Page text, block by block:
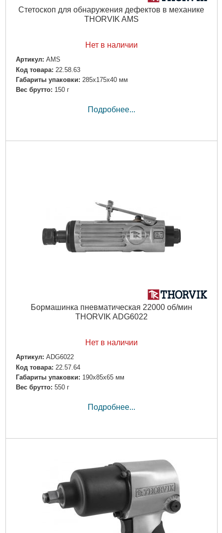
Стетоскоп для обнаружения дефектов в механике
THORVIK AMS
Нет в наличии
Артикул: AMS
Код товара: 22.58.63
Габариты упаковки: 285x175x40 мм
Вес брутто: 150 г
Подробнее...
Бормашинка пневматическая 22000 об/мин
THORVIK ADG6022
Нет в наличии
Артикул: ADG6022
Код товара: 22.57.64
Габариты упаковки: 190x85x65 мм
Вес брутто: 550 г
Подробнее...